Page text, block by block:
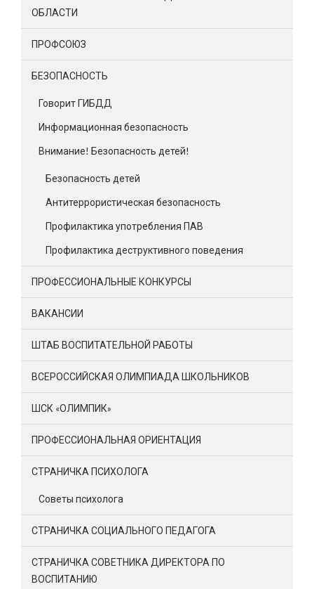
ОБЛАСТИ
ПРОФСОЮЗ
БЕЗОПАСНОСТЬ
Говорит ГИБДД
Информационная безопасность
Внимание! Безопасность детей!
Безопасность детей
Антитеррористическая безопасность
Профилактика употребления ПАВ
Профилактика деструктивного поведения
ПРОФЕССИОНАЛЬНЫЕ КОНКУРСЫ
ВАКАНСИИ
ШТАБ ВОСПИТАТЕЛЬНОЙ РАБОТЫ
ВСЕРОССИЙСКАЯ ОЛИМПИАДА ШКОЛЬНИКОВ
ШСК «ОЛИМПИК»
ПРОФЕССИОНАЛЬНАЯ ОРИЕНТАЦИЯ
СТРАНИЧКА ПСИХОЛОГА
Советы психолога
СТРАНИЧКА СОЦИАЛЬНОГО ПЕДАГОГА
СТРАНИЧКА СОВЕТНИКА ДИРЕКТОРА ПО
ВОСПИТАНИЮ